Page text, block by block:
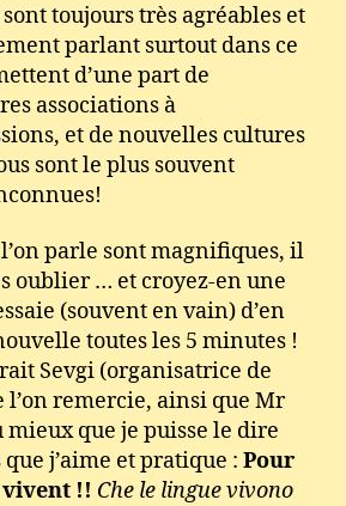
toujours très agréables et
parlant surtout dans ce
d’une part de
associations à
et de nouvelles cultures
sont le plus souvent
parle sont magnifiques, il
oublier … et croyez-en une
(souvent en vain) d’en
toutes les 5 minutes !
Sevgi (organisatrice de
l’on remercie, ainsi que Mr
mieux que je puisse le dire
j’aime et pratique : Pour
vivent !! Che le lingue vivono